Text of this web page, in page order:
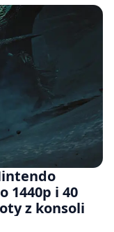
1440p i 40
z konsoli